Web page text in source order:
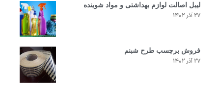
لیبل اصالت لوازم بهداشتی و مواد شوینده
۲۷ آذر ۱۴۰۲
فروش برچسب طرح شبنم
۲۷ آذر ۱۴۰۲